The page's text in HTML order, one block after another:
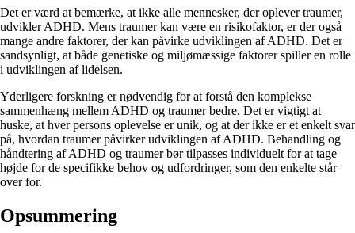
Det er værd at bemærke, at ikke alle mennesker, der oplever traumer,
udvikler ADHD. Mens traumer kan være en risikofaktor, er der også
mange andre faktorer, der kan påvirke udviklingen af ADHD. Det er
sandsynligt, at både genetiske og miljømæssige faktorer spiller en rolle
i udviklingen af lidelsen.
Yderligere forskning er nødvendig for at forstå den komplekse
sammenhæng mellem ADHD og traumer bedre. Det er vigtigt at
huske, at hver persons oplevelse er unik, og at der ikke er et enkelt svar
på, hvordan traumer påvirker udviklingen af ADHD. Behandling og
håndtering af ADHD og traumer bør tilpasses individuelt for at tage
højde for de specifikke behov og udfordringer, som den enkelte står
over for.
Opsummering